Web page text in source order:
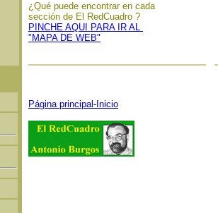
¿Qué puede encontrar en cada
sección de El RedCuadro ?
PINCHE AQUI PARA IR AL
"MAPA DE WEB"
Página principal-Inicio